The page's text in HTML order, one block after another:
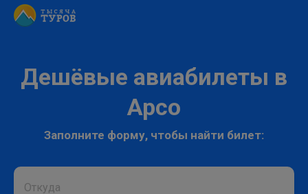
Дешёвые авиабилеты в
Арсо
Заполните форму, чтобы найти билет: